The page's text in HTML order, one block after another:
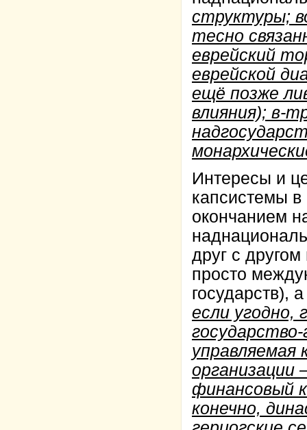
структуры;
тесно
еврейский
еврейской
ещё позже
влияния); в-
Интересы и
капсистемы в
окончанием
друг с
просто
государств),
если угодно,
управляемая
организации
финансовый
конечно,